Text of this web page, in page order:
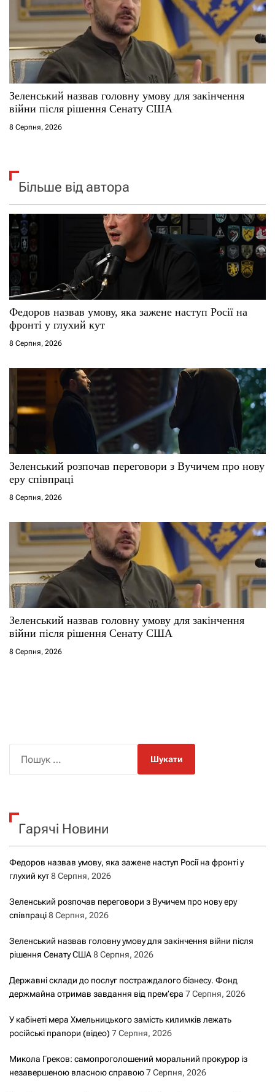
Зеленський назвав головну умову для закінчення
війни після рішення Сенату США
8 Серпня, 2026
Більше від автора
Федоров назвав умову, яка зажене наступ Росії на
фронті у глухий кут
8 Серпня, 2026
Зеленський розпочав переговори з Вучичем про нову
еру співпраці
8 Серпня, 2026
Зеленський назвав головну умову для закінчення
війни після рішення Сенату США
8 Серпня, 2026
к
Гарячі Новини
Федоров назвав умову, яка зажене наступ Росії на фронті у
глухий кут8 Серпня, 2026
Зеленський розпочав переговори з Вучичем про нову еру
співпраці8 Серпня, 2026
Зеленський назвав головну умову для закінчення війни після
рішення Сенату США8 Серпня, 2026
Державні склади до послуг постраждалого бізнесу. Фонд
держмайна отримав завдання від прем’єра 7 Серпня, 2026
У кабінеті мера Хмельницького замість килимків лежать
російські прапори (відео) 7 Серпня, 2026
Микола Греков: самопроголошений моральний прокурор із
незавершеною власною справою7 Серпня, 2026